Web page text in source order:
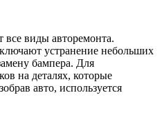
виды авторемонта.
устранение небольших
бампера. Для
на деталях, которые
авто, используется